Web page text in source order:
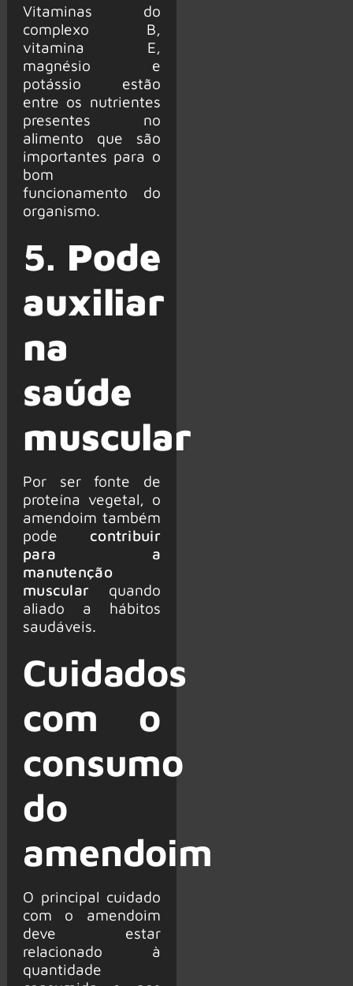
Vitaminas do
complexo B,
vitamina E,
magnésio e
potássio estão
entre os nutrientes
presentes no
alimento que são
importantes para o
bom
funcionamento do
organismo.
5. Pode
auxiliar
na
saúde
muscular
Por ser fonte de
proteína vegetal, o
amendoim também
pode contribuir
para a
manutenção
muscular quando
aliado a hábitos
saudáveis.
Cuidados
com o
consumo
do
amendoim
O principal cuidado
com o amendoim
deve estar
relacionado à
quantidade